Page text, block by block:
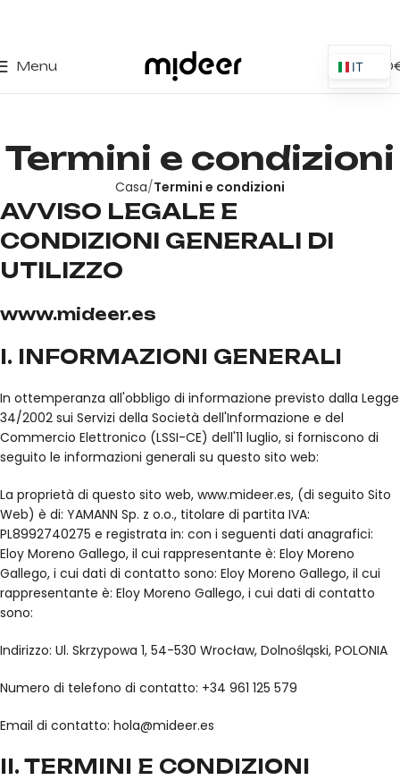
Menu 0,00
Termini e condizioni
Casa Termini e condizioni
AVVISO LEGALE E
CONDIZIONI GENERALI DI
UTILIZZO
www.mideer.es
I. INFORMAZIONI GENERALI
In ottemperanza all'obbligo di informazione previsto dalla Legge
34/2002 sui Servizi della Società dell'Informazione e del
Commercio Elettronico (LSSI-CE) dell'11 luglio, si forniscono di
seguito le informazioni generali su questo sito web:
La proprietà di questo sito web, www.mideer.es, (di seguito Sito
Web) è di: YAMANN Sp. z o.o., titolare di partita IVA:
PL8992740275 e registrata in: con i seguenti dati anagrafici:
Eloy Moreno Gallego, il cui rappresentante è: Eloy Moreno
Gallego, i cui dati di contatto sono: Eloy Moreno Gallego, il cui
rappresentante è: Eloy Moreno Gallego, i cui dati di contatto
sono:
Indirizzo: Ul. Skrzypowa 1, 54-530 Wrocław, Dolnośląski, POLONIA
Numero di telefono di contatto: +34 961 125 579
Email di contatto: hola@mideer.es
II. TERMINI E CONDIZIONI
IT
ES
PT